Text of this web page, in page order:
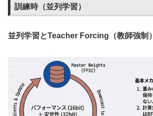
訓練時（並列学習）
並列学習とTeacher Forcing（教師強制）